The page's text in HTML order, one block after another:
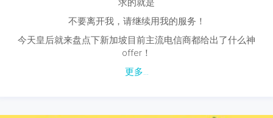
求的就是
不要离开我，请继续用我的服务！
今天皇后就来盘点下新加坡目前主流电信商都给出了什么神
offer！
更多...